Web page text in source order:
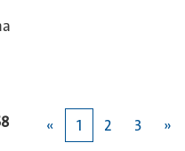
« 1 2 3 »